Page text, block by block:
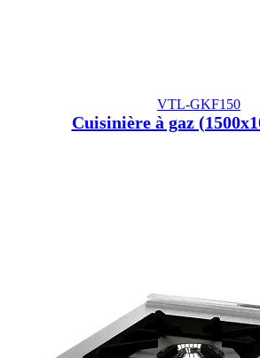
VTL-GKF150
Cuisinière à gaz